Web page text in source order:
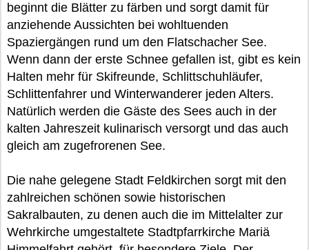
beginnt die Blätter zu färben und sorgt damit für
anziehende Aussichten bei wohltuenden
Spaziergängen rund um den Flatschacher See.
Wenn dann der erste Schnee gefallen ist, gibt es kein
Halten mehr für Skifreunde, Schlittschuhläufer,
Schlittenfahrer und Winterwanderer jeden Alters.
Natürlich werden die Gäste des Sees auch in der
kalten Jahreszeit kulinarisch versorgt und das auch
gleich am zugefrorenen See.
Die nahe gelegene Stadt Feldkirchen sorgt mit den
zahlreichen schönen sowie historischen
Sakralbauten, zu denen auch die im Mittelalter zur
Wehrkirche umgestaltete Stadtpfarrkirche Mariä